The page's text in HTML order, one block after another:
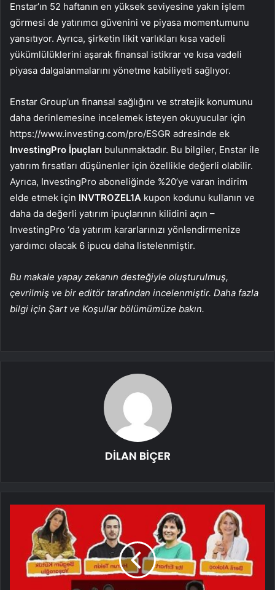
Enstar’ın 52 haftanın en yüksek seviyesine yakın işlem
görmesi de yatırımcı güvenini ve piyasa momentumunu
yansıtıyor. Ayrıca, şirketin likit varlıkları kısa vadeli
yükümlülüklerini aşarak finansal istikrar ve kısa vadeli
piyasa dalgalanmalarını yönetme kabiliyeti sağlıyor.
Enstar Group’un finansal sağlığını ve stratejik konumunu
daha derinlemesine incelemek isteyen okuyucular için
https://www.investing.com/pro/ESGR adresinde ek
InvestingPro İpuçları bulunmaktadır. Bu bilgiler, Enstar ile
yatırım fırsatları düşünenler için özellikle değerli olabilir.
Ayrıca, InvestingPro aboneliğinde %20’ye varan indirim
elde etmek için INVTROZEL1A kupon kodunu kullanın ve
daha da değerli yatırım ipuçlarının kilidini açın –
InvestingPro ‘da yatırım kararlarınızı yönlendirmenize
yardımcı olacak 6 ipucu daha listelenmiştir.
Bu makale yapay zekanın desteğiyle oluşturulmuş,
çevrilmiş ve bir editör tarafından incelenmiştir. Daha fazla
bilgi için Şart ve Koşullar bölümümüze bakın.
DİLAN BİÇER